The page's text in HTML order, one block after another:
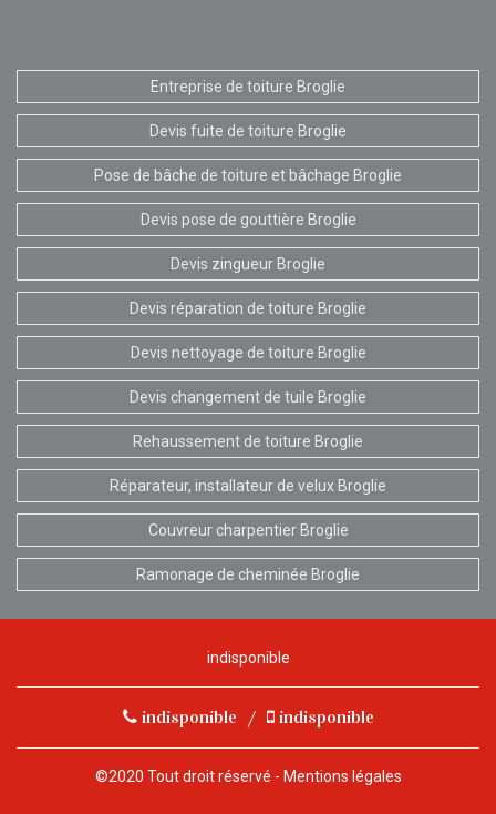
Entreprise de toiture Broglie
Devis fuite de toiture Broglie
Pose de bâche de toiture et bâchage Broglie
Devis pose de gouttière Broglie
Devis zingueur Broglie
Devis réparation de toiture Broglie
Devis nettoyage de toiture Broglie
Devis changement de tuile Broglie
Rehaussement de toiture Broglie
Réparateur, installateur de velux Broglie
Couvreur charpentier Broglie
Ramonage de cheminée Broglie
indisponible
indisponible / indisponible
©2020 Tout droit réservé - Mentions légales